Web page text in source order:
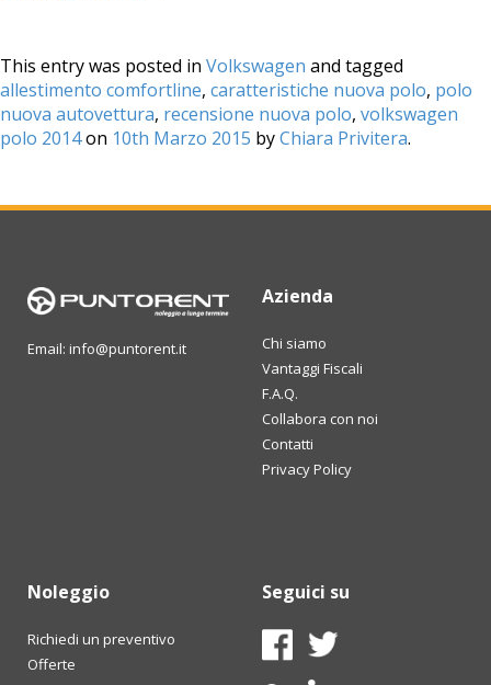
This entry was posted in Volkswagen and tagged
allestimento comfortline, caratteristiche nuova polo, polo
nuova autovettura, recensione nuova polo, volkswagen
polo 2014on 10th Marzo 2015 byChiara Privitera.
Email: info@puntorent.it
Azienda
Chi siamo
Vantaggi Fiscali
F.A.Q.
Collabora con noi
Contatti
Privacy Policy
Noleggio
Richiedi un preventivo
Offerte
Seguici su